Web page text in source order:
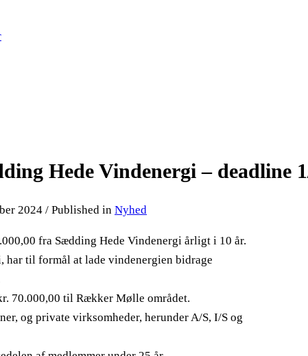
Hede Vindenergi – deadline
2024 / Published in Nyhed
fra Sædding Hede Vindenergi årligt i 10 år.
til formål at lade vindenergien bidrage
70.000,00 til Rækker Mølle området.
og private virksomheder, herunder A/S, I/S og